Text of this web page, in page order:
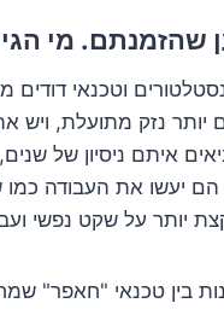
וטכנאי
יותר נזק מתועלת,
איתם ניסיון של
הם יעשו את העבודה כמו
יותר על שקט נפשי
בין טכנאי "חאפר"